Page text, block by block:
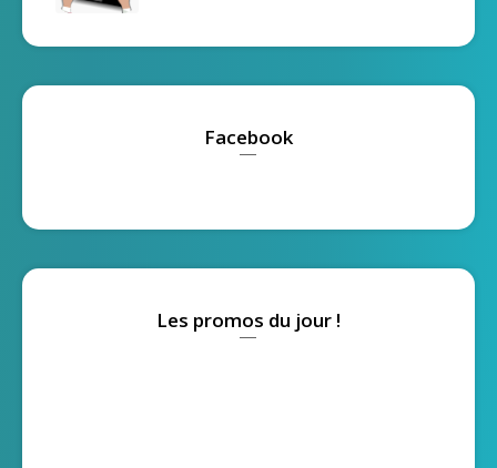
Facebook
Les promos du jour !